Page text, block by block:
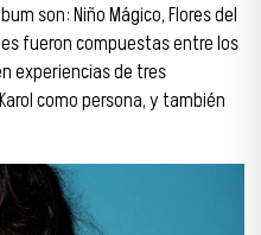
son: Niño Mágico, Flores del
fueron compuestas entre los
experiencias de tres
como persona, y también